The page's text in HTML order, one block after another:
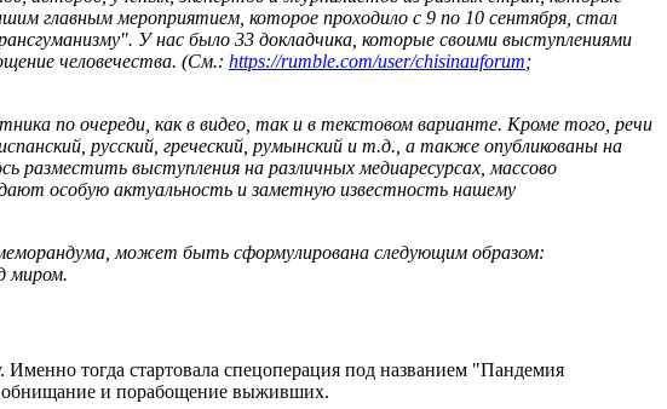
главным мероприятием, которое проходило с 9 по 10 сентября, стал
У нас было 33 докладчика, которые своими выступлениями
человечества. (См.: https://rumble.com/user/chisinauforum;
по очереди, как в видео, так и в текстовом варианте. Кроме того, речи
русский, греческий, румынский и т.д., а также опубликованы на
выступления на различных медиаресурсах, массово
особую актуальность и заметную известность нашему
может быть сформулирована следующим образом:
миром.
тогда стартовала спецоперация под названием "Пандемия
обнищание и порабощение выживших.